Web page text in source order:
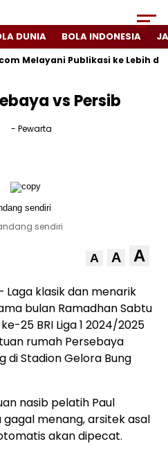
DUNIA BOLA INDONESIA
Melayani Publikasi ke Lebih
vs Persib
- Pewarta
sendiri
A A A
Laga klasik dan menarik
bulan Ramadhan Sabtu
25 BRI Liga 1 2024/2025
rumah Persebaya
di Stadion Gelora Bung
nasib pelatih Paul
menang, arsitek asal
akan dipecat.